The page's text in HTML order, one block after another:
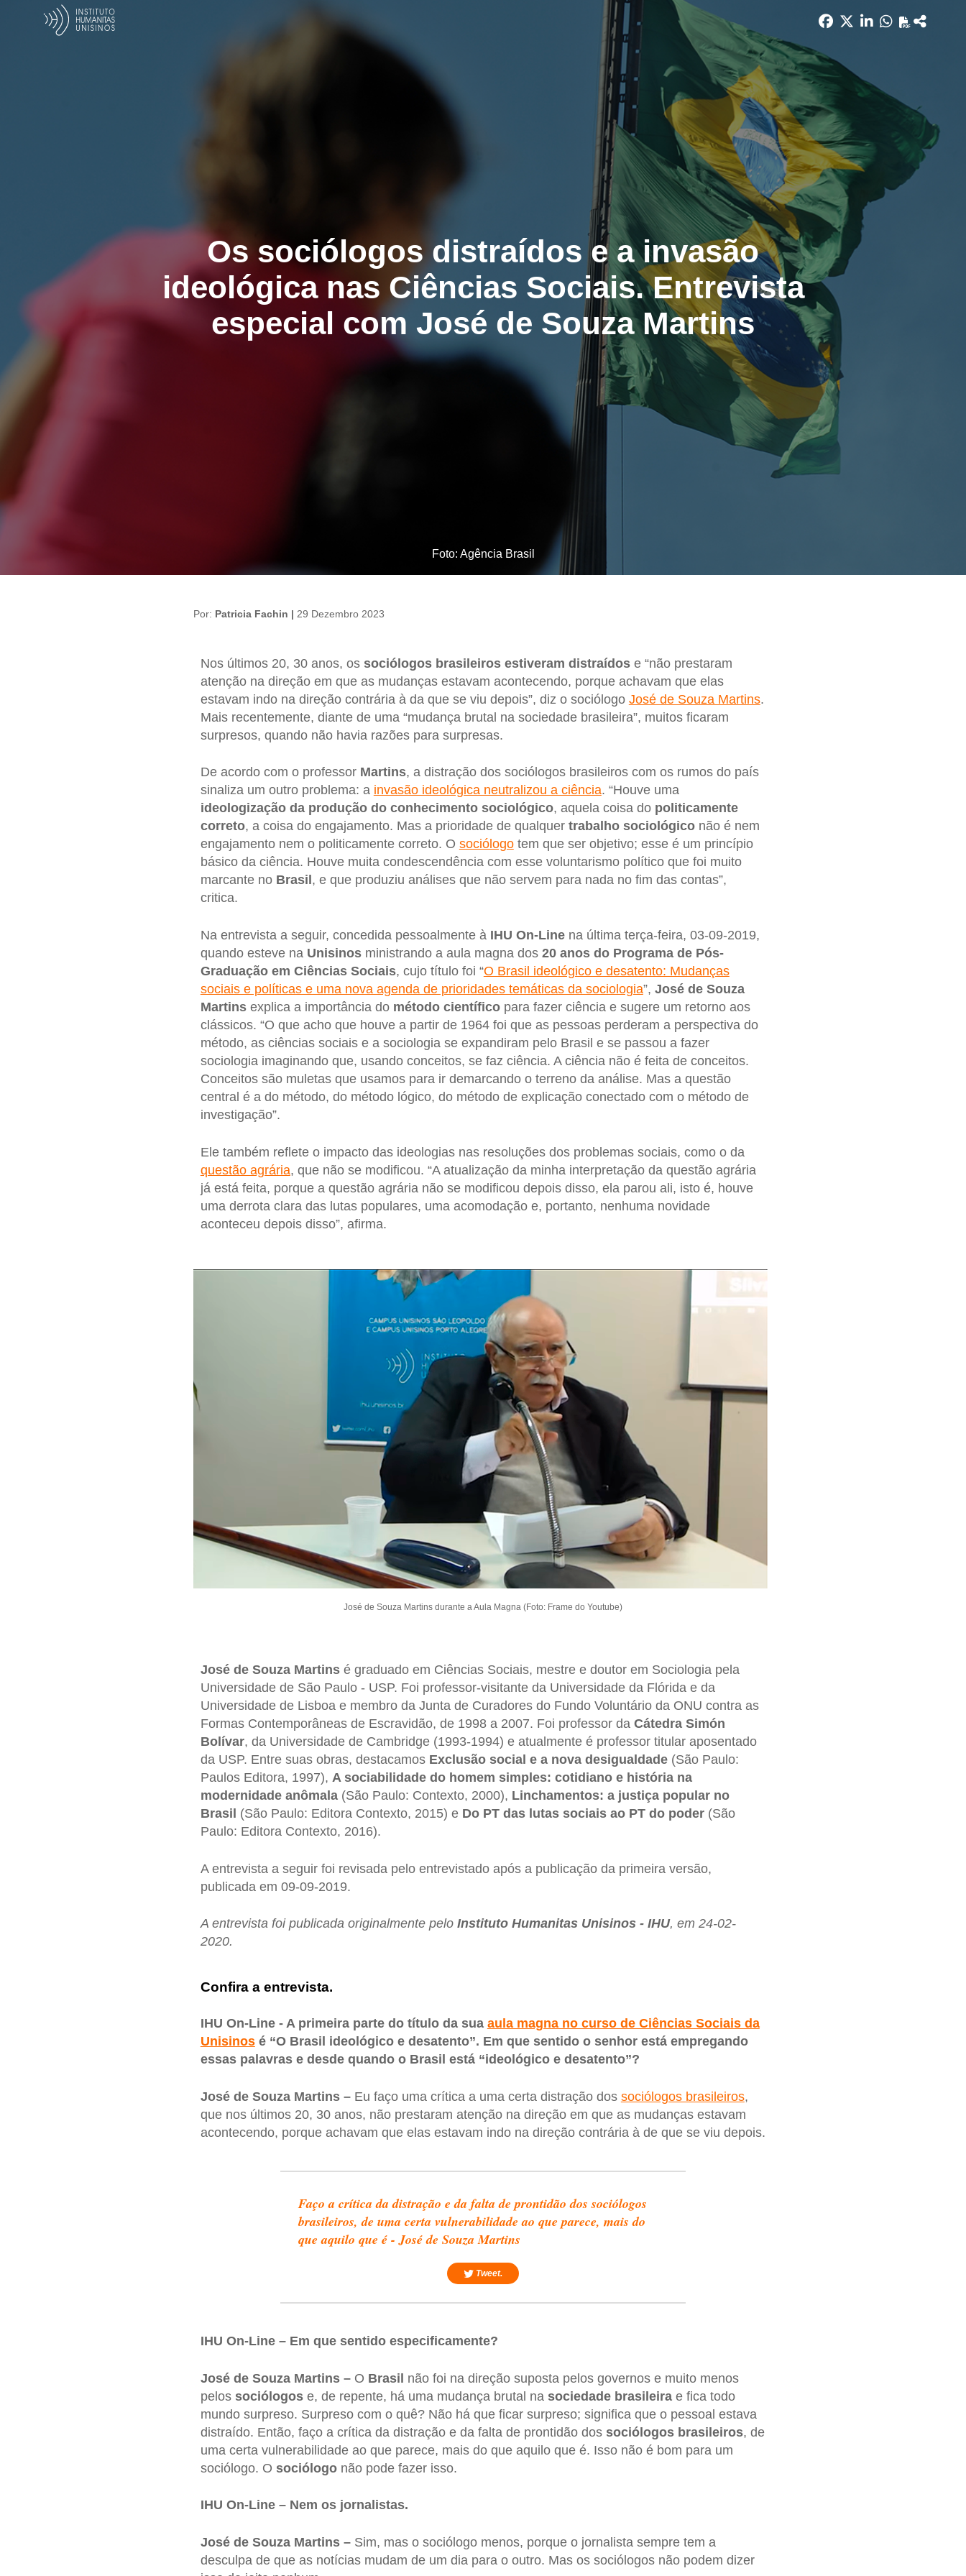
Os sociólogos distraídos e a invasão
ideológica nas Ciências Sociais. Entrevista
especial com José de Souza Martins
Foto: Agência Brasil
Por: Patricia Fachin | 29 Dezembro 2023
Nos últimos 20, 30 anos, os sociólogos brasileiros estiveram distraídose “não prestaram
atenção na direção em que as mudanças estavam acontecendo, porque achavam que elas
estavam indo na direção contrária à da que se viu depois”, diz o sociólogo José de Souza Martins.
Mais recentemente, diante de uma “mudança brutal na sociedade brasileira”, muitos ficaram
surpresos, quando não havia razões para surpresas.
De acordo com o professorMartins, a distração dos sociólogos brasileiros com os rumos do país
sinaliza um outro problema: a invasão ideológica neutralizou a ciência. “Houve uma
ideologização da produção do conhecimento sociológico, aquela coisa do politicamente
correto, a coisa do engajamento. Mas a prioridade de qualquer trabalho sociológiconão é nem
engajamento nem o politicamente correto. O sociólogo tem que ser objetivo; esse é um princípio
básico da ciência. Houve muita condescendência com esse voluntarismo político que foi muito
marcante no Brasil , e que produziu análises que não servem para nada no fim das contas”,
critica.
Na entrevista a seguir, concedida pessoalmente à IHU On-Linena última terça-feira, 03-09-2019,
quando esteve na Unisinosministrando a aula magna dos 20 anos do Programa de Pós-
Graduação em Ciências Sociais, cujo título foi “O Brasil ideológico e desatento: Mudanças
sociais e políticas e uma nova agenda de prioridades temáticas da sociologia”, José de Souza
Martinsexplica a importância do método científicopara fazer ciência e sugere um retorno aos
clássicos. “O que acho que houve a partir de 1964 foi que as pessoas perderam a perspectiva do
método, as ciências sociais e a sociologia se expandiram pelo Brasil e se passou a fazer
sociologia imaginando que, usando conceitos, se faz ciência. A ciência não é feita de conceitos.
Conceitos são muletas que usamos para ir demarcando o terreno da análise. Mas a questão
central é a do método, do método lógico, do método de explicação conectado com o método de
investigação”.
Ele também reflete o impacto das ideologias nas resoluções dos problemas sociais, como o da
questão agrária, que não se modificou. “A atualização da minha interpretação da questão agrária
já está feita, porque a questão agrária não se modificou depois disso, ela parou ali, isto é, houve
uma derrota clara das lutas populares, uma acomodação e, portanto, nenhuma novidade
aconteceu depois disso”, afirma.
José de Souza Martins durante a Aula Magna (Foto: Frame do Youtube)
José de Souza Martinsé graduado em Ciências Sociais, mestre e doutor em Sociologia pela
Universidade de São Paulo - USP. Foi professor-visitante da Universidade da Flórida e da
Universidade de Lisboa e membro da Junta de Curadores do Fundo Voluntário da ONU contra as
Formas Contemporâneas de Escravidão, de 1998 a 2007. Foi professor da Cátedra Simón
Bolívar, da Universidade de Cambridge (1993-1994) e atualmente é professor titular aposentado
da USP. Entre suas obras, destacamos Exclusão social e a nova desigualdade(São Paulo:
Paulos Editora, 1997), A sociabilidade do homem simples: cotidiano e história na
modernidade anômala(São Paulo: Contexto, 2000), Linchamentos: a justiça popular no
Brasil (São Paulo: Editora Contexto, 2015) e Do PT das lutas sociais ao PT do poder(São
Paulo: Editora Contexto, 2016).
A entrevista a seguir foi revisada pelo entrevistado após a publicação da primeira versão,
publicada em 09-09-2019.
A entrevista foi publicada originalmente pelo Instituto Humanitas Unisinos - IHU, em 24-02-
2020.
Confira a entrevista.
IHU On-Line - A primeira parte do título da sua aula magna no curso de Ciências Sociais da
Unisinosé “O Brasil ideológico e desatento”. Em que sentido o senhor está empregando
essas palavras e desde quando o Brasil está “ideológico e desatento”?
José de Souza Martins –Eu faço uma crítica a uma certa distração dos sociólogos brasileiros,
que nos últimos 20, 30 anos, não prestaram atenção na direção em que as mudanças estavam
acontecendo, porque achavam que elas estavam indo na direção contrária à de que se viu depois.
Faço a crítica da distração e da falta de prontidão dos sociólogos
brasileiros, de uma certa vulnerabilidade ao que parece, mais do
que aquilo que é - José de Souza Martins
Tweet.
IHU On-Line – Em que sentido especificamente?
José de Souza Martins –O Brasil não foi na direção suposta pelos governos e muito menos
pelos sociólogose, de repente, há uma mudança brutal na sociedade brasileirae fica todo
mundo surpreso. Surpreso com o quê? Não há que ficar surpreso; significa que o pessoal estava
distraído. Então, faço a crítica da distração e da falta de prontidão dos sociólogos brasileiros, de
uma certa vulnerabilidade ao que parece, mais do que aquilo que é. Isso não é bom para um
sociólogo. O sociólogonão pode fazer isso.
IHU On-Line – Nem os jornalistas.
José de Souza Martins –Sim, mas o sociólogo menos, porque o jornalista sempre tem a
desculpa de que as notícias mudam de um dia para o outro. Mas os sociólogos não podem dizer